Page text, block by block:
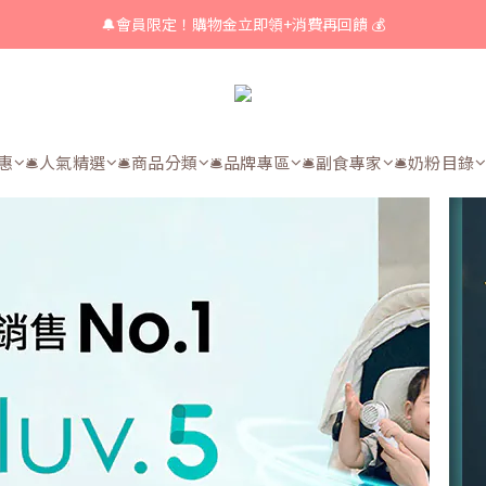
🔔 育兒好物滿額享免運🔔
🔔會員限定！購物金立即領+消費再回饋 💰
🛎人氣精選 🛎商品分類 🛎品牌專區 🛎副食專家 🛎奶粉目錄